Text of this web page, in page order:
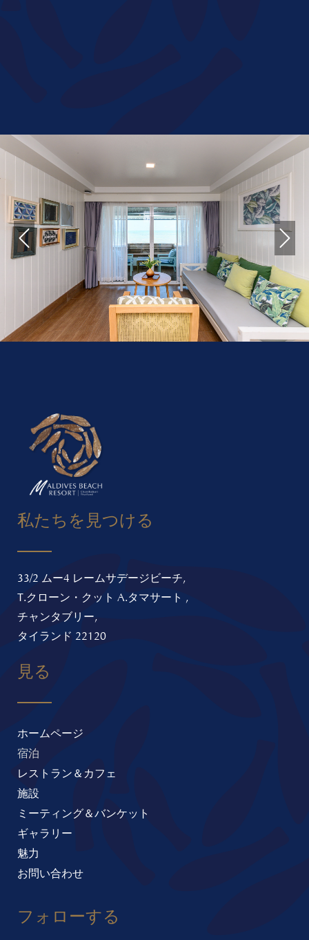
私たちを見つける
33/2 ムー4 レームサデージビーチ,
T.クローン・クット A.タマサート ,
チャンタブリー,
タイランド 22120
見る
ホームページ
宿泊
レストラン＆カフェ
施設
ミーティング＆バンケット
ギャラリー
魅力
お問い合わせ
フォローする